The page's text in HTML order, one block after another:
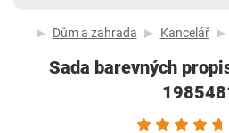
Dům a zahrada Kancelář
Sada barevných